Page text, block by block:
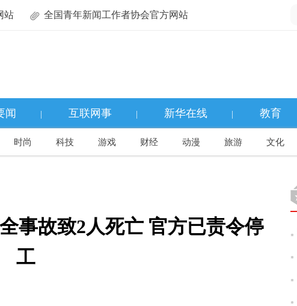
站 全国青年新闻工作者协会官方网站
闻 互联网事 新华在线 教育
时尚 科技 游戏 财经 动漫 旅游 文化
事故致2人死亡 官方已责令停
工